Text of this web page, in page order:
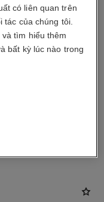
có liên quan trên
tác của chúng tôi.
tìm hiểu thêm
bất kỳ lúc nào trong